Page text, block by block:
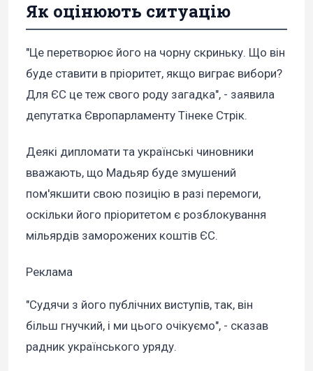
Як оцінюють ситуацію
"Це перетворює його на чорну скриньку. Що він
буде ставити в пріоритет, якщо виграє вибори?
Для ЄС це теж свого роду загадка", - заявила
депутатка Європарламенту Тінеке Стрік.
Деякі дипломати та українські чиновники
вважають, що Мадьяр буде змушений
пом'якшити свою позицію в разі перемоги,
оскільки його пріоритетом є розблокування
мільярдів заморожених коштів ЄС.
Реклама
"Судячи з його публічних виступів, так, він
більш гнучкий, і ми цього очікуємо", - сказав
радник українського уряду.